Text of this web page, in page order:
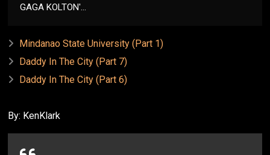
GAGA KOLTON'...
Mindanao State University (Part 1)
Daddy In The City (Part 7)
Daddy In The City (Part 6)
By: KenKlark